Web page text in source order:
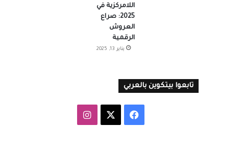
اللامركزية في
2025: صراع
العروش
الرقمية
يناير 13, 2025
تابعوا بيتكوين بالعربي
فيسبوك انستقرام